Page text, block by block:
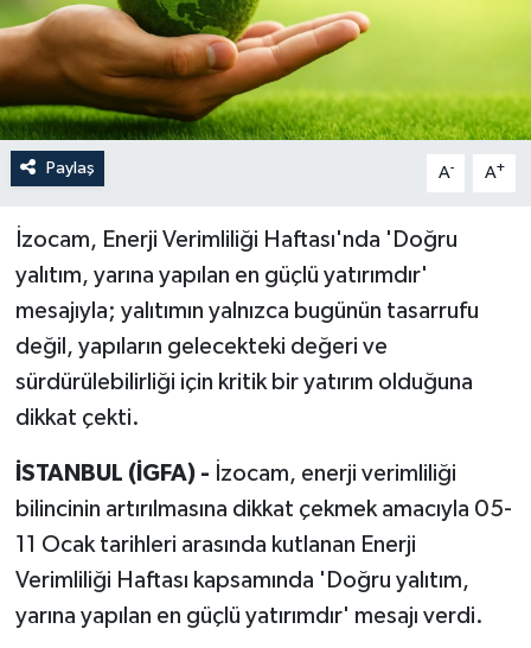
Paylaş A- A+
İzocam, Enerji Verimliliği Haftası'nda 'Doğru
yalıtım, yarına yapılan en güçlü yatırımdır'
mesajıyla; yalıtımın yalnızca bugünün tasarrufu
değil, yapıların gelecekteki değeri ve
sürdürülebilirliği için kritik bir yatırım olduğuna
dikkat çekti.
İSTANBUL (İGFA) - İzocam, enerji verimliliği
bilincinin artırılmasına dikkat çekmek amacıyla 05-
11 Ocak tarihleri arasında kutlanan Enerji
Verimliliği Haftası kapsamında 'Doğru yalıtım,
yarına yapılan en güçlü yatırımdır' mesajı verdi.